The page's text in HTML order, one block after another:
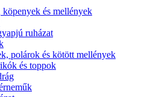
és mellények
ruházat
polárok és kötött mellények
és toppok